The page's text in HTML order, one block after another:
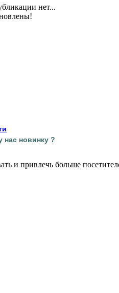
нет...
новинку ?
и привлечь больше